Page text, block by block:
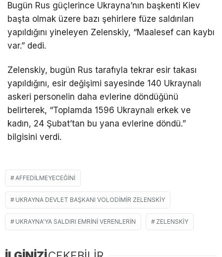
Bugün Rus güçlerince Ukrayna’nın başkenti Kiev
başta olmak üzere bazı şehirlere füze saldırıları
yapıldığını yineleyen Zelenskiy, “Maalesef can kaybı
var.” dedi.
Zelenskiy, bugün Rus tarafıyla tekrar esir takası
yapıldığını, esir değişimi sayesinde 140 Ukraynalı
askeri personelin daha evlerine döndüğünü
belirterek, “Toplamda 1596 Ukraynalı erkek ve
kadın, 24 Şubat’tan bu yana evlerine döndü.”
bilgisini verdi.
AFFEDILMEYECEĞINI
UKRAYNA DEVLET BAŞKANI VOLODIMIR ZELENSKIY
UKRAYNA'YA SALDIRI EMRINI VERENLERIN ZELENSKIY